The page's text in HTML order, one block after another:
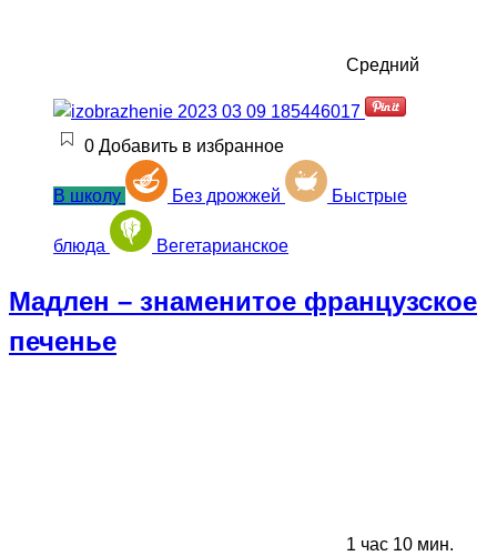
Средний
0 Добавить в избранное
В школу Без дрожжей Быстрые
блюда Вегетарианское
Мадлен – знаменитое французское
печенье
1 час 10 мин.